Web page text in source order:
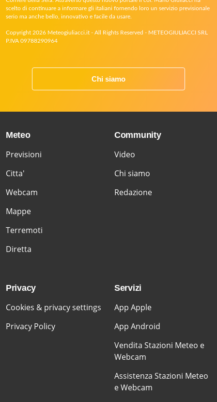
scelto di continuare a informare gli italiani fornendo loro un servizio previsionale
serio ma anche bello, innovativo e facile da usare.
Copyright 2026 Meteogiuliacci.it - All Rights Reserved - METEOGIULIACCI SRL
P.IVA 09788290964
Chi siamo
Meteo
Previsioni
Citta'
Webcam
Mappe
Terremoti
Diretta
Community
Video
Chi siamo
Redazione
Privacy
Cookies & privacy settings
Privacy Policy
Servizi
App Apple
App Android
Vendita Stazioni Meteo e
Webcam
Assistenza Stazioni Meteo
e Webcam